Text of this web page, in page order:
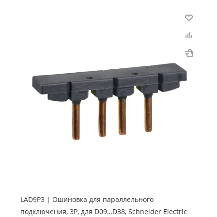
LAD9P3 | Ошиновка для параллельного
подключения, 3P, для D09…D38, Schneider Electric